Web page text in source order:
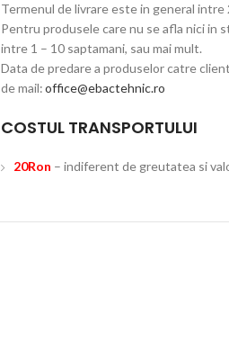
Termenul de livrare este in general intre
Pentru produsele care nu se afla nici in
intre 1 – 10 saptamani, sau mai mult.
Data de predare a produselor catre
de mail:office@ebactehnic.ro
COSTUL TRANSPORTULUI
20Ron – indiferent de greutatea si